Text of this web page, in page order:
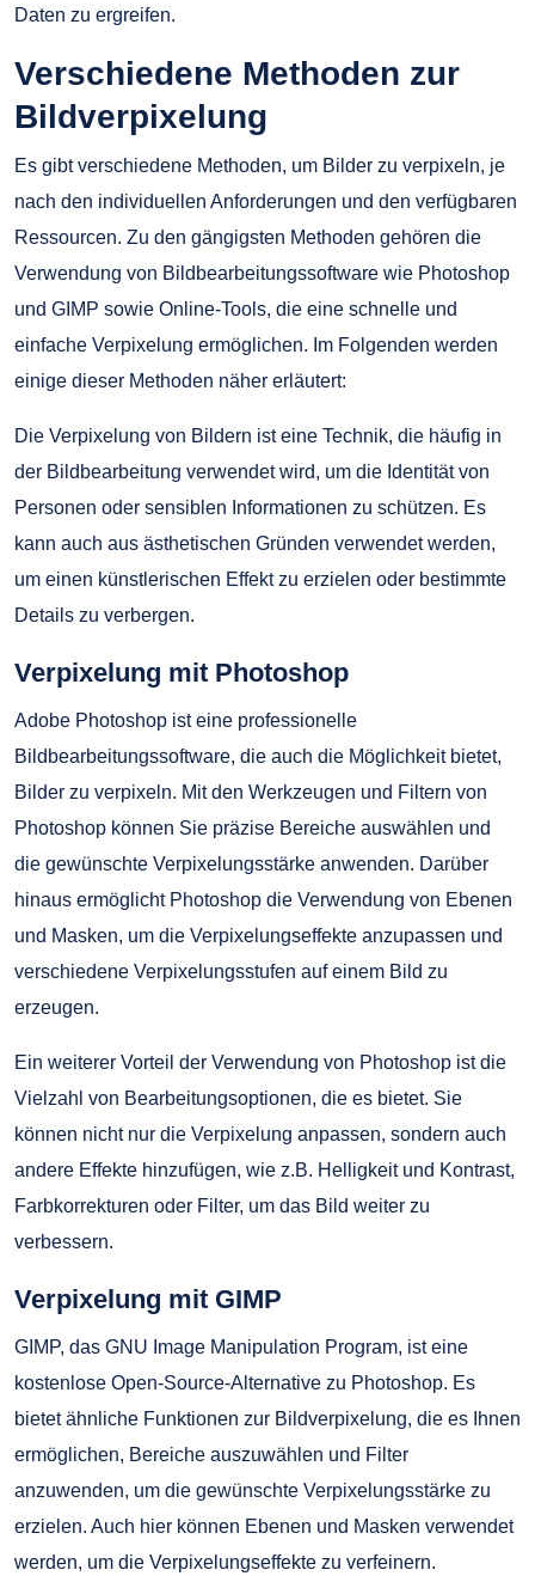
Daten zu ergreifen.
Verschiedene Methoden zur
Bildverpixelung
Es gibt verschiedene Methoden, um Bilder zu verpixeln, je
nach den individuellen Anforderungen und den verfügbaren
Ressourcen. Zu den gängigsten Methoden gehören die
Verwendung von Bildbearbeitungssoftware wie Photoshop
und GIMP sowie Online-Tools, die eine schnelle und
einfache Verpixelung ermöglichen. Im Folgenden werden
einige dieser Methoden näher erläutert:
Die Verpixelung von Bildern ist eine Technik, die häufig in
der Bildbearbeitung verwendet wird, um die Identität von
Personen oder sensiblen Informationen zu schützen. Es
kann auch aus ästhetischen Gründen verwendet werden,
um einen künstlerischen Effekt zu erzielen oder bestimmte
Details zu verbergen.
Verpixelung mit Photoshop
Adobe Photoshop ist eine professionelle
Bildbearbeitungssoftware, die auch die Möglichkeit bietet,
Bilder zu verpixeln. Mit den Werkzeugen und Filtern von
Photoshop können Sie präzise Bereiche auswählen und
die gewünschte Verpixelungsstärke anwenden. Darüber
hinaus ermöglicht Photoshop die Verwendung von Ebenen
und Masken, um die Verpixelungseffekte anzupassen und
verschiedene Verpixelungsstufen auf einem Bild zu
erzeugen.
Ein weiterer Vorteil der Verwendung von Photoshop ist die
Vielzahl von Bearbeitungsoptionen, die es bietet. Sie
können nicht nur die Verpixelung anpassen, sondern auch
andere Effekte hinzufügen, wie z.B. Helligkeit und Kontrast,
Farbkorrekturen oder Filter, um das Bild weiter zu
verbessern.
Verpixelung mit GIMP
GIMP, das GNU Image Manipulation Program, ist eine
kostenlose Open-Source-Alternative zu Photoshop. Es
bietet ähnliche Funktionen zur Bildverpixelung, die es Ihnen
ermöglichen, Bereiche auszuwählen und Filter
anzuwenden, um die gewünschte Verpixelungsstärke zu
erzielen. Auch hier können Ebenen und Masken verwendet
werden, um die Verpixelungseffekte zu verfeinern.